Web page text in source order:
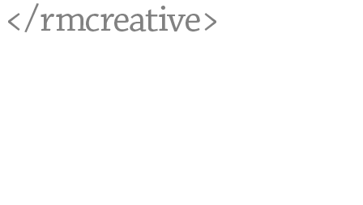
<rmcreative/>